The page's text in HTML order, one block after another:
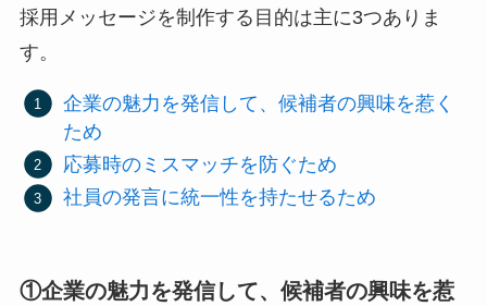
採用メッセージを制作する目的は主に3つありま
す。
企業の魅力を発信して、候補者の興味を惹く
ため
応募時のミスマッチを防ぐため
社員の発言に統一性を持たせるため
①企業の魅力を発信して、候補者の興味を惹